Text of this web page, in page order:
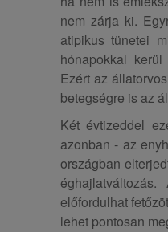
nem zárja ki.
atipikus tünetei
hónapokkal
Ezért az
betegségre is az
Két évtizeddel
azonban - az
országban
előfordulhat
lehet pontosan